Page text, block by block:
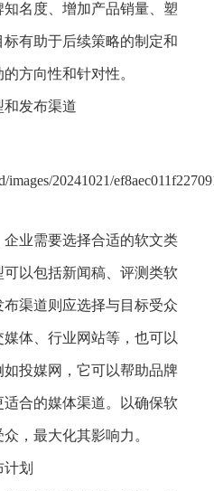
名度、增加产品销量、塑
有助于后续策略的制定和
方向性和针对性。
和发布渠道
业需要选择合适的软文类
以包括新闻稿、评测类软
渠道则应选择与目标受众
体、行业网站等，也可以
投媒网，它可以帮助品牌
合的媒体渠道。以确保软
，最大化其影响力。
划